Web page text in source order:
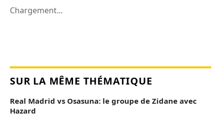
Chargement...
SUR LA MÊME THÉMATIQUE
Real Madrid vs Osasuna: le groupe de Zidane avec
Hazard